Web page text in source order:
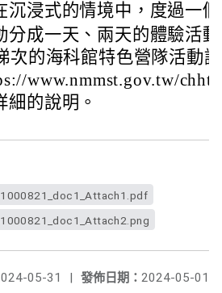
沉浸式的情境中，度過一
分成一天、兩天的體驗活
次的海科館特色營隊活動
www.nmmst.gov.tw/
細的說明。
發佈日期： 2024-05-01
05-31 |